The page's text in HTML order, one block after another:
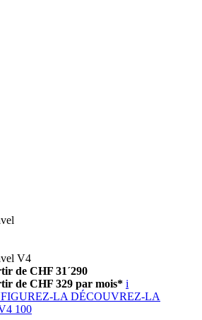
V4
de CHF 31´290
de CHF 329 par mois* i
LA DÉCOUVREZ-LA
100